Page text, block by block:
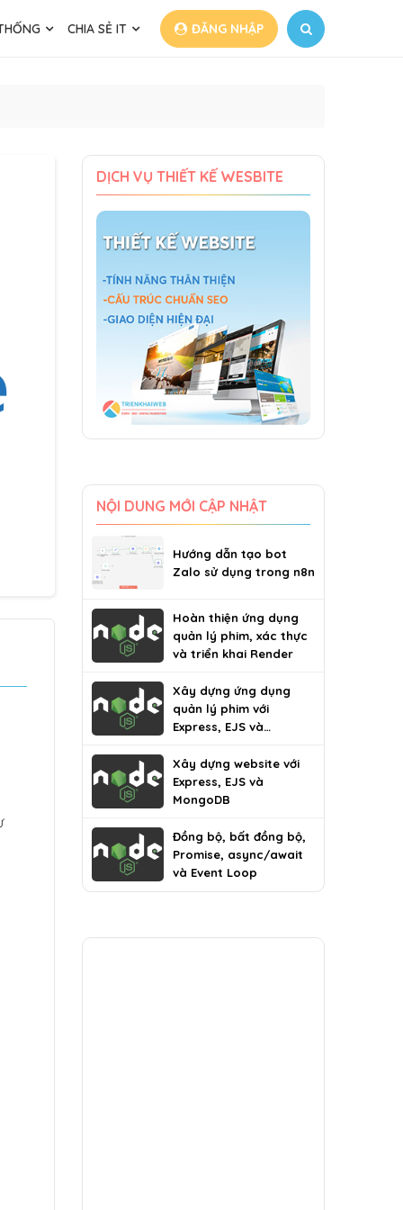
CHIA SẺ IT ĐĂNG NHẬP
DỊCH VỤ THIẾT KẾ WESBITE
NỘI DUNG MỚI CẬP NHẬT
Hướng dẫn tạo bot
Zalo sử dụng trong n8n
Hoàn thiện ứng dụng
quản lý phim, xác thực
và triển khai Render
Xây dựng ứng dụng
quản lý phim với
Express, EJS và
Xây dựng website với
Express, EJS và
MongoDB
Đồng bộ, bất đồng bộ,
Promise, async/await
và Event Loop